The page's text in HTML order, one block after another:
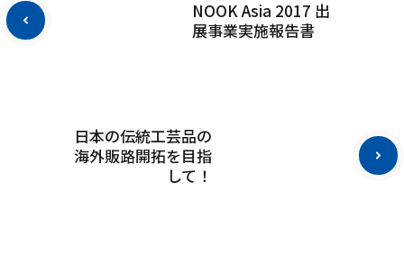
NOOK Asia 2017 出
展事業実施報告書
日本の伝統工芸品の
海外販路開拓を目指
して！